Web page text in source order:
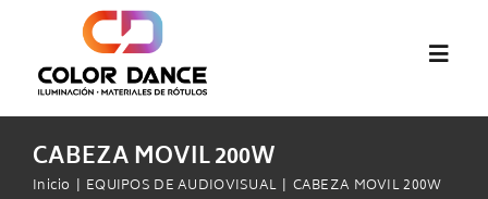
contenido
Inicio
CABEZA MOVIL 200W
Inicio EQUIPOS DE AUDIOVISUAL CABEZA MOVIL 200W